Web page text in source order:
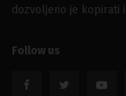
dozvoljeno je kopirati
Follow us